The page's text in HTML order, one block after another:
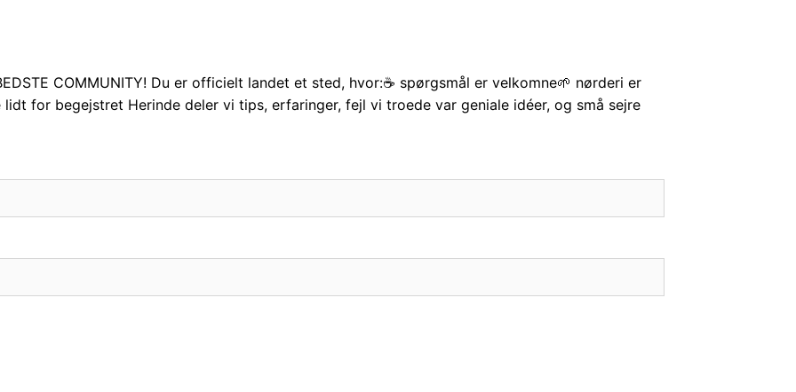
COMMUNITY! Du er officielt landet et sted, hvor:☕ spørgsmål er velkomne🌱 nørderi er
for begejstret Herinde deler vi tips, erfaringer, fejl vi troede var geniale idéer, og små sejre